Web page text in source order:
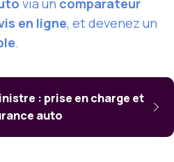
en ligne, et devenez un
.
: prise en charge et
auto